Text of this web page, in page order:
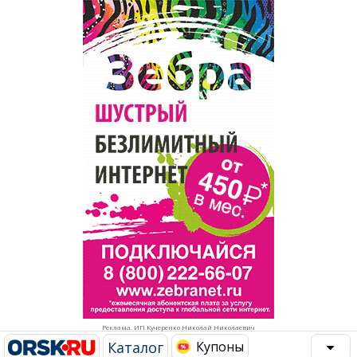
Реклама. ИП Кучеренко Николай Николаевич
Каталог Купоны
Рестораны, кафе, бары
Развлечения и отдых
Спорт Фитнес
Недвижимость
Красота Косметология
Торговля
Бизнес и финансы
Юристы, Экспертиза, Страхование
Ремонт
Социальные организации
Это интересно
Администрация
Популярное →